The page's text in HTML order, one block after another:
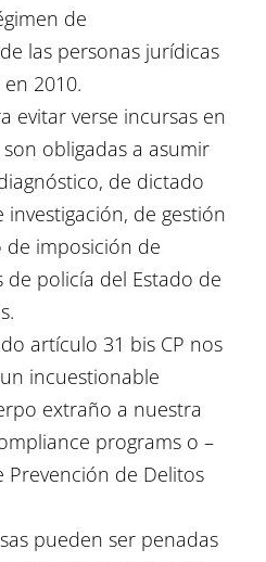
de
las personas jurídicas
2010.
evitar verse incursas en
obligadas a asumir
de dictado
de gestión
de imposición de
de policía del Estado de
artículo 31 bis CP nos
incuestionable
extraño a nuestra
programs o –
Prevención de Delitos
pueden ser penadas